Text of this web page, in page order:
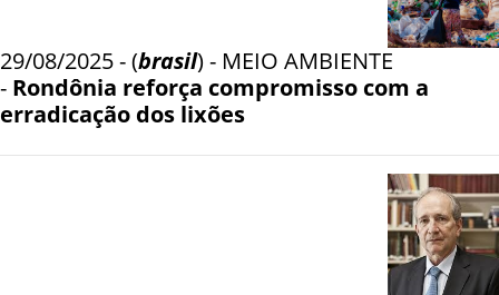
29/08/2025 - (brasil) - MEIO AMBIENTE
- Rondônia reforça compromisso com a
erradicação dos lixões